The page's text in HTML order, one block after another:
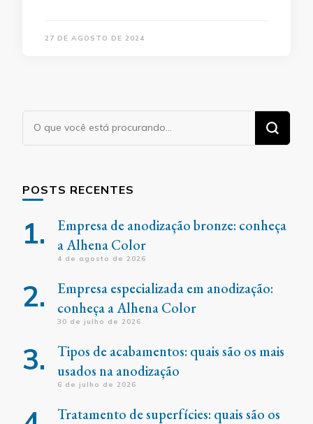
27 DE AGOSTO DE 2024
Procurando
algo?
POSTS RECENTES
Empresa de anodização bronze: conheça
a Alhena Color
4 de agosto de 2026
Empresa especializada em anodização:
conheça a Alhena Color
30 de julho de 2026
Tipos de acabamentos: quais são os mais
usados na anodização
6 de julho de 2026
Tratamento de superfícies: quais são os